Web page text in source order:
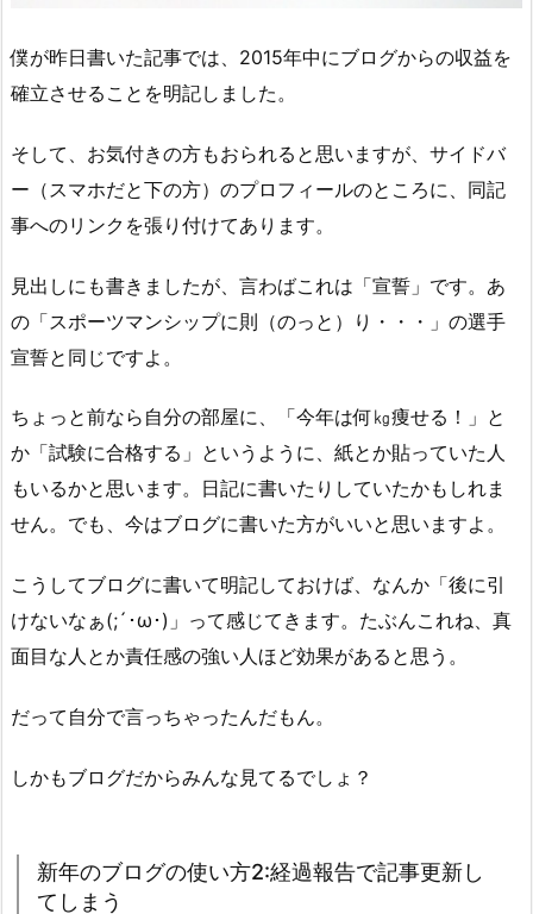
僕が昨日書いた記事では、2015年中にブログからの収益を
確立させることを明記しました。
そして、お気付きの方もおられると思いますが、サイドバ
ー（スマホだと下の方）のプロフィールのところに、同記
事へのリンクを張り付けてあります。
見出しにも書きましたが、言わばこれは「宣誓」です。あ
の「スポーツマンシップに則（のっと）り・・・」の選手
宣誓と同じですよ。
ちょっと前なら自分の部屋に、「今年は何㎏痩せる！」と
か「試験に合格する」というように、紙とか貼っていた人
もいるかと思います。日記に書いたりしていたかもしれま
せん。でも、今はブログに書いた方がいいと思いますよ。
こうしてブログに書いて明記しておけば、なんか「後に引
けないなぁ(;´･ω･)」って感じてきます。たぶんこれね、真
面目な人とか責任感の強い人ほど効果があると思う。
だって自分で言っちゃったんだもん。
しかもブログだからみんな見てるでしょ？
新年のブログの使い方2:経過報告で記事更新し
てしまう